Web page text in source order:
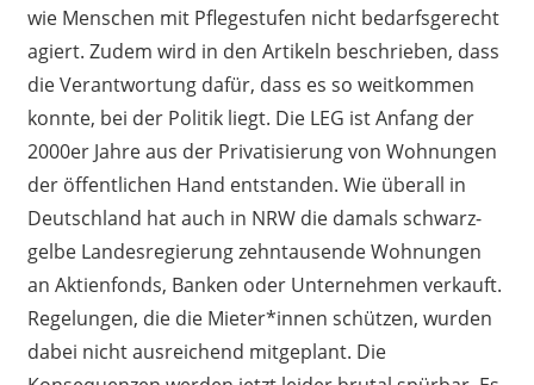
wie Menschen mit Pflegestufen nicht bedarfsgerecht
agiert. Zudem wird in den Artikeln beschrieben, dass
die Verantwortung dafür, dass es so weitkommen
konnte, bei der Politik liegt. Die LEG ist Anfang der
2000er Jahre aus der Privatisierung von Wohnungen
der öffentlichen Hand entstanden. Wie überall in
Deutschland hat auch in NRW die damals schwarz-
gelbe Landesregierung zehntausende Wohnungen
an Aktienfonds, Banken oder Unternehmen verkauft.
Regelungen, die die Mieter*innen schützen, wurden
dabei nicht ausreichend mitgeplant. Die